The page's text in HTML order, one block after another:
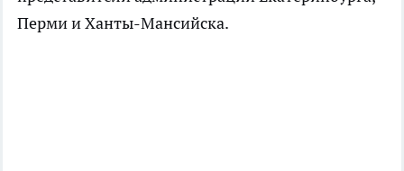
Перми и Ханты-Мансийска.